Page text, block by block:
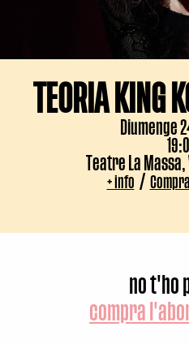
TEORIA KING
Diumenge
Teatre La
+ info /
no t'ho
compra